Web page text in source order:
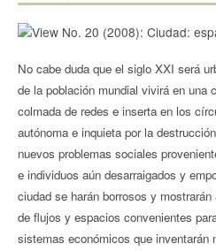
No cabe duda que el siglo XXI será
de la población mundial vivirá en una
colmada de redes e inserta en los
autónoma e inquieta por la
nuevos problemas sociales
e individuos aún desarraigados y
ciudad se harán borrosos y
de flujos y espacios convenientes
sistemas económicos que inventarán